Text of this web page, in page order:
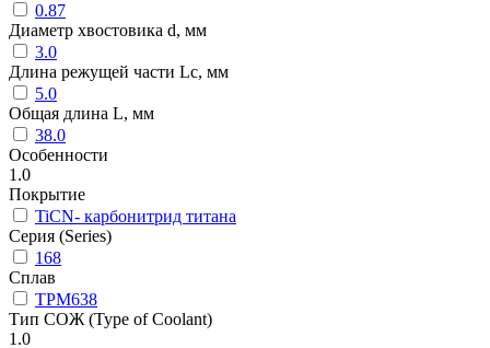
0.87
Диаметр хвостовика d, мм
3.0
Длина режущей части Lc, мм
5.0
Общая длина L, мм
38.0
Особенности
1.0
Покрытие
TiCN- карбонитрид титана
Серия (Series)
168
Сплав
TPM638
Тип СОЖ (Type of Coolant)
1.0